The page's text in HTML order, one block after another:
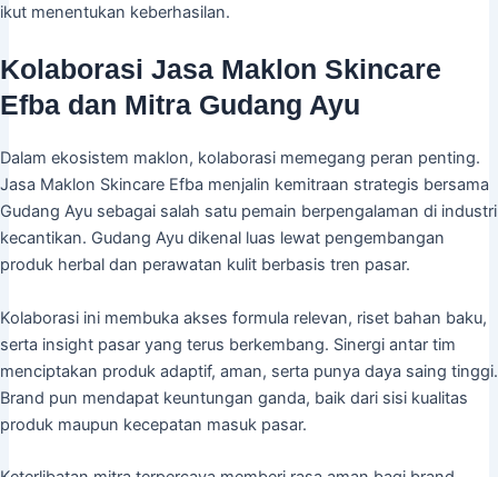
ikut menentukan keberhasilan.
Kolaborasi Jasa Maklon Skincare
Efba dan Mitra Gudang Ayu
Dalam ekosistem maklon, kolaborasi memegang peran penting.
Jasa Maklon Skincare Efba menjalin kemitraan strategis bersama
Gudang Ayu sebagai salah satu pemain berpengalaman di industri
kecantikan. Gudang Ayu dikenal luas lewat pengembangan
produk herbal dan perawatan kulit berbasis tren pasar.
Kolaborasi ini membuka akses formula relevan, riset bahan baku,
serta insight pasar yang terus berkembang. Sinergi antar tim
menciptakan produk adaptif, aman, serta punya daya saing tinggi.
Brand pun mendapat keuntungan ganda, baik dari sisi kualitas
produk maupun kecepatan masuk pasar.